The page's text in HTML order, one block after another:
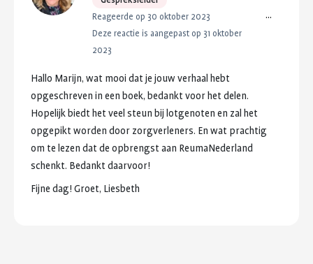
Reageerde op 30 oktober 2023
Deze reactie is aangepast op 31 oktober
2023
...
Hallo Marijn, wat mooi dat je jouwverhaal hebt
opgeschreven in een boek, bedankt voorhet delen.
Hopelijkbiedt het veel steun bij lotgenoten en zal het
opgepikt worden door zorgverleners. En wat prachtig
om te lezen dat de opbrengst aan ReumaNederland
schenkt. Bedankt daarvoor!
Fijne dag! Groet, Liesbeth